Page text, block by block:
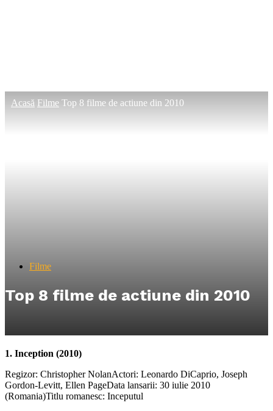
Acasă Filme Top 8 filme de actiune din 2010
Filme
Top 8 filme de actiune din 2010
1. Inception (2010)
Regizor: Christopher NolanActori: Leonardo DiCaprio, Joseph
Gordon-Levitt, Ellen PageData lansarii: 30 iulie 2010
(Romania)Titlu romanesc: Inceputul